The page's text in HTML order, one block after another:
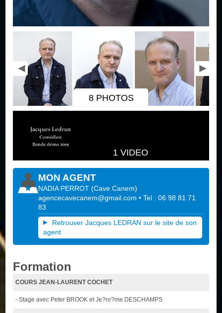
8 PHOTOS
1 VIDEO
MON AGENT
NADIA PERROT (Cave Canem)
agencecavecanem@gmail.com • Tel : 06 98 81 71
83
Retrouver Jacques LEDRAN sur le site de son
agent
Formation
COURS JEAN-LAURENT COCHET
- Stage avec Peter BROOK et Je?ro?me DESCHAMPS